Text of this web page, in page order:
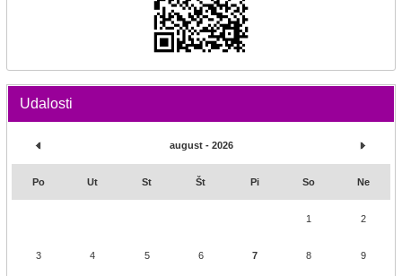
Udalosti
august - 2026
Po Ut St Št Pi So Ne
1 2
3 4 5 6 7 8 9